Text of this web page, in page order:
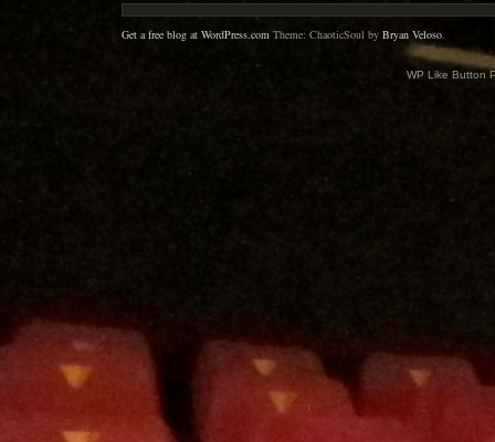
Get a free blog at WordPress.com Theme: ChaoticSoul by Bryan Veloso
WP Like Button